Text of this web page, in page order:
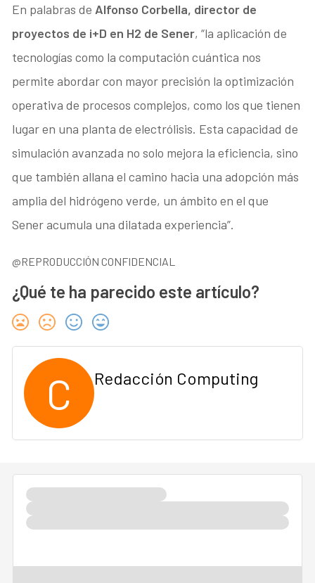
En palabras de Alfonso Corbella, director de
proyectos de i+D en H2 de Sener, “la aplicación de
tecnologías como la computación cuántica nos
permite abordar con mayor precisión la optimización
operativa de procesos complejos, como los que tienen
lugar en una planta de electrólisis. Esta capacidad de
simulación avanzada no solo mejora la eficiencia, sino
que también allana el camino hacia una adopción más
amplia del hidrógeno verde, un ámbito en el que
Sener acumula una dilatada experiencia”.
@REPRODUCCIÓN CONFIDENCIAL
¿Qué te ha parecido este artículo?
C Redacción Computing